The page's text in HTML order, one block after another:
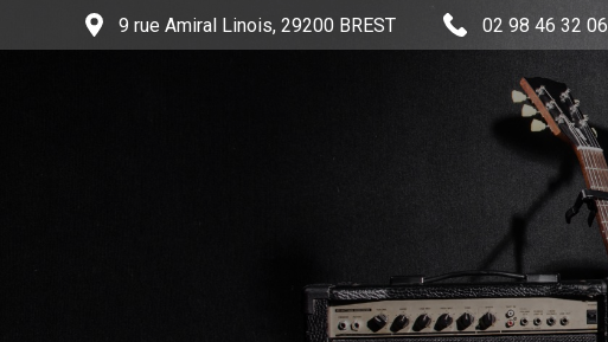
9 rue Amiral Linois, 29200 BREST 02 98 46 32 06